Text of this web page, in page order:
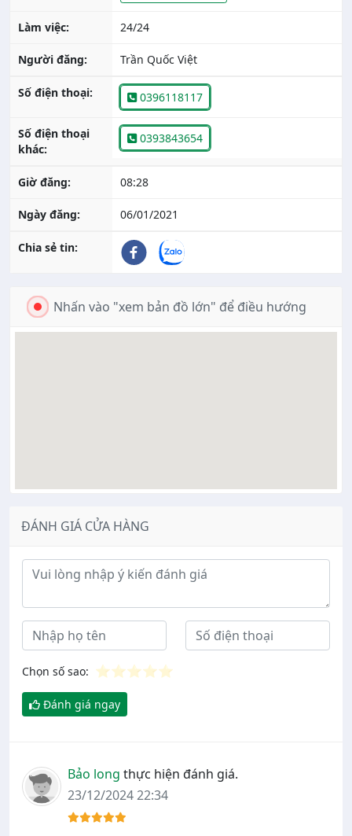
Làm việc: 24/24
Người đăng: Trần Quốc Việt
Số điện thoại: 0396118117
Số điện thoại
khác:
0393843654
Giờ đăng: 08:28
Ngày đăng: 06/01/2021
Chia sẻ tin:
Nhấn vào "xem bản đồ lớn" để điều hướng
ĐÁNH GIÁ CỬA HÀNG
Ý kiến đánh giá
Chọn số sao: ⭐⭐⭐⭐⭐
Đánh giá ngay
Bảo long thực hiện đánh giá.
23/12/2024 22:34